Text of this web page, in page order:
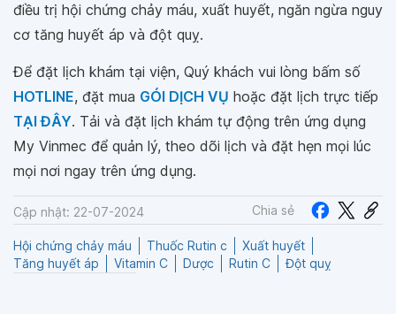
điều trị hội chứng chảy máu, xuất huyết, ngăn ngừa nguy
cơ tăng huyết áp và đột quỵ.
Để đặt lịch khám tại viện, Quý khách vui lòng bấm số
HOTLINE, đặt mua GÓI DỊCH VỤ hoặc đặt lịch trực tiếp
TẠI ĐÂY. Tải và đặt lịch khám tự động trên ứng dụng
My Vinmec để quản lý, theo dõi lịch và đặt hẹn mọi lúc
mọi nơi ngay trên ứng dụng.
Cập nhật: 22-07-2024 Chia sẻ
Hội chứng chảy máu Thuốc Rutin c
Xuất huyết
Tăng huyết áp
Vitamin C Dược Rutin C Đột quỵ